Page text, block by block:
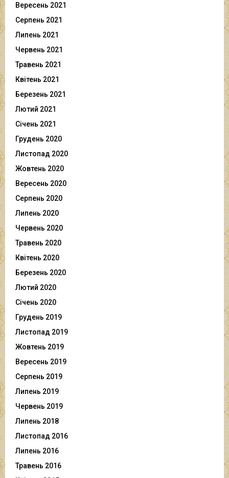
Вересень 2021
Серпень 2021
Липень 2021
Червень 2021
Травень 2021
Квітень 2021
Березень 2021
Лютий 2021
Січень 2021
Грудень 2020
Листопад 2020
Жовтень 2020
Вересень 2020
Серпень 2020
Липень 2020
Червень 2020
Травень 2020
Квітень 2020
Березень 2020
Лютий 2020
Січень 2020
Грудень 2019
Листопад 2019
Жовтень 2019
Вересень 2019
Серпень 2019
Липень 2019
Червень 2019
Липень 2018
Листопад 2016
Липень 2016
Травень 2016